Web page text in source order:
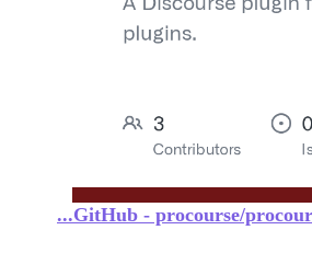
GitHub - procourse/